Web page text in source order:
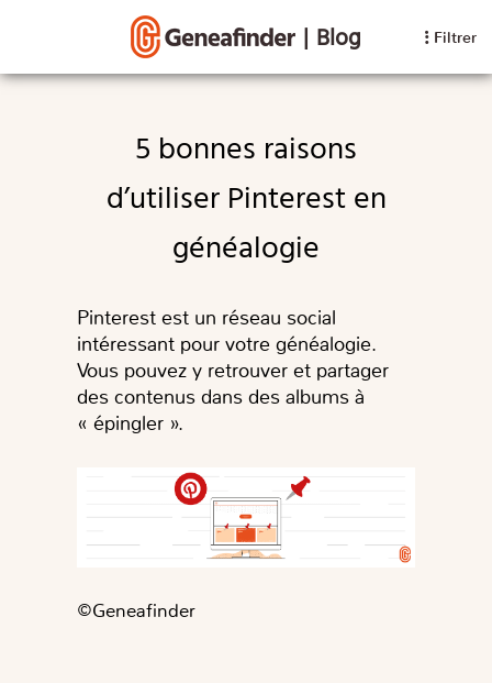
| Blog Filtrer
5 bonnes raisons
d’utiliser Pinterest en
généalogie
Pinterest est un réseau social
intéressant pour votre généalogie.
Vous pouvez y retrouver et partager
des contenus dans des albums à
« épingler ».
©️Geneafinder